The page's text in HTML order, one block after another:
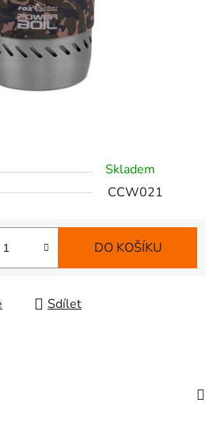
Skladem
CCW021
DO KOŠÍKU
Sdílet